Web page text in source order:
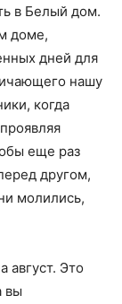
в Белый дом.
доме,
дней для
нашу
когда
еще раз
другом,
молились,
август. Это
вы